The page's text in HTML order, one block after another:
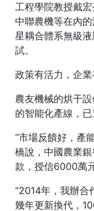
工程學院教授戴宏
中聯農機等在內
星耦合體系無級
試。
政策有活力，企業
農友機械的烘干
的智能化產線，已
“市場反饋好，產
橋說，中國農業
款，授信6000萬
“2014年，我辦合
幾年更新換代，